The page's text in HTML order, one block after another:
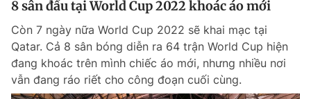
8 sân đấu tại World Cup 2022 khoác áo mới
Còn 7 ngày nữa World Cup 2022 sẽ khai mạc tại
Qatar. Cả 8 sân bóng diễn ra 64 trận World Cup hiện
đang khoác trên mình chiếc áo mới, nhưng nhiều nơi
vẫn đang ráo riết cho công đoạn cuối cùng.